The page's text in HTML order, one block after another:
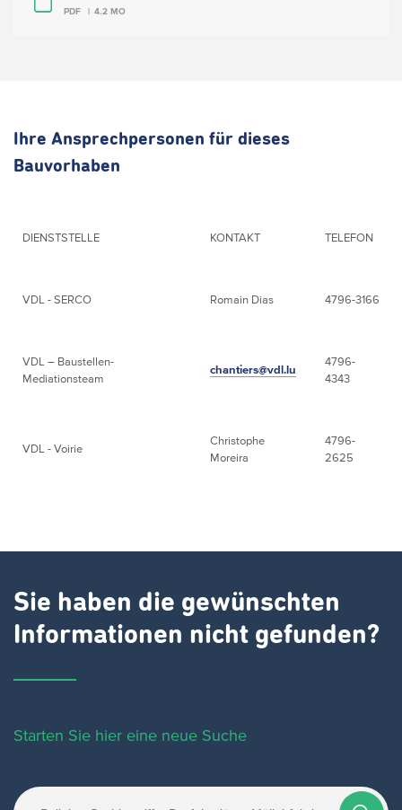
PDF 4.2 MO
Ihre Ansprechpersonen für dieses
Bauvorhaben
DIENSTSTELLE KONTAKT TELEFON
VDL - SERCO Romain Dias 4796-3166
VDL – Baustellen-
Mediationsteam
chantiers@vdl.lu
4796-
4343
VDL - Voirie
Christophe
Moreira
4796-
2625
Sie haben die gewünschten
Informationen nicht gefunden?
Starten Sie hier eine neue Suche